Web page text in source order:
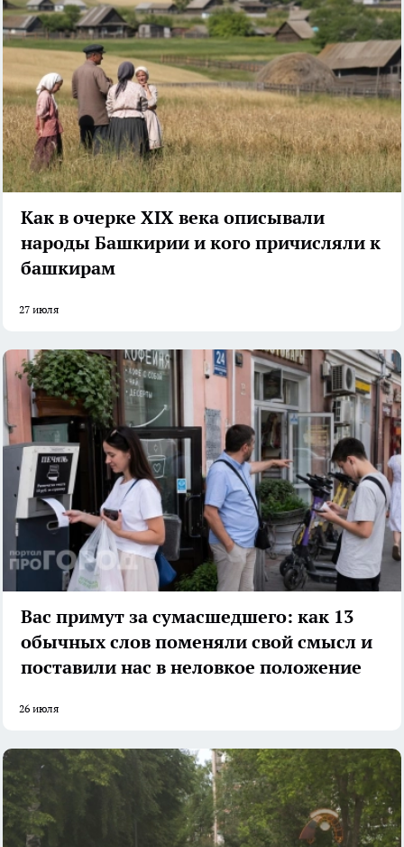
Как в очерке XIX века описывали
народы Башкирии и кого причисляли к
башкирам
27 июля
Вас примут за сумасшедшего: как 13
обычных слов поменяли свой смысл и
поставили нас в неловкое положение
26 июля